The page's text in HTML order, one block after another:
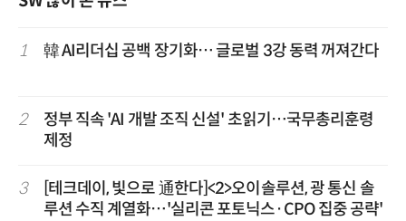
1 韓 AI리더십 공백 장기화… 글로벌 3강 동력 꺼져간다
2
정부 직속 'AI 개발 조직 신설' 초읽기…국무총리훈령
제정
3
[테크데이, 빛으로 通한다]<2>오이솔루션, 광 통신 솔
루션 수직 계열화…'실리콘 포토닉스·CPO 집중 공략'